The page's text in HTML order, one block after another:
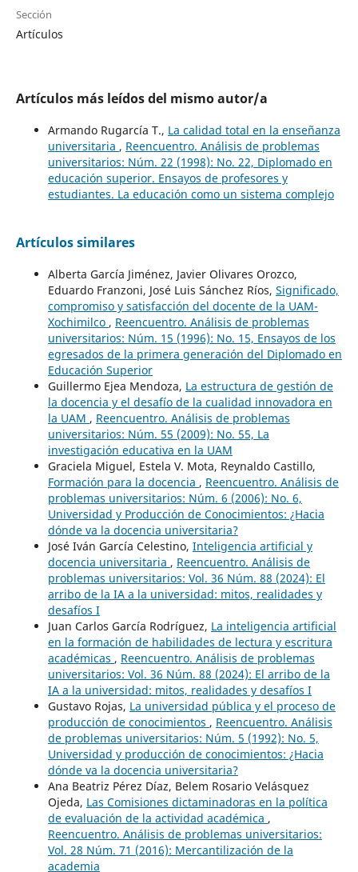
Sección
Artículos
Artículos más leídos del mismo autor/a
Armando Rugarcía T., La calidad total en la enseñanza
universitaria , Reencuentro. Análisis de problemas
universitarios: Núm. 22 (1998): No. 22, Diplomado en
educación superior. Ensayos de profesores y
estudiantes. La educación como un sistema complejo
Artículos similares
Alberta García Jiménez, Javier Olivares Orozco,
Eduardo Franzoni, José Luis Sánchez Ríos, Significado,
compromiso y satisfacción del docente de la UAM-
Xochimilco , Reencuentro. Análisis de problemas
universitarios: Núm. 15 (1996): No. 15, Ensayos de los
egresados de la primera generación del Diplomado en
Educación Superior
Guillermo Ejea Mendoza, La estructura de gestión de
la docencia y el desafío de la cualidad innovadora en
la UAM , Reencuentro. Análisis de problemas
universitarios: Núm. 55 (2009): No. 55, La
investigación educativa en la UAM
Graciela Miguel, Estela V. Mota, Reynaldo Castillo,
Formación para la docencia , Reencuentro. Análisis de
problemas universitarios: Núm. 6 (2006): No. 6,
Universidad y Producción de Conocimientos: ¿Hacia
dónde va la docencia universitaria?
José Iván García Celestino, Inteligencia artificial y
docencia universitaria , Reencuentro. Análisis de
problemas universitarios: Vol. 36 Núm. 88 (2024): El
arribo de la IA a la universidad: mitos, realidades y
desafíos I
Juan Carlos García Rodríguez, La inteligencia artificial
en la formación de habilidades de lectura y escritura
académicas , Reencuentro. Análisis de problemas
universitarios: Vol. 36 Núm. 88 (2024): El arribo de la
IA a la universidad: mitos, realidades y desafíos I
Gustavo Rojas, La universidad pública y el proceso de
producción de conocimientos , Reencuentro. Análisis
de problemas universitarios: Núm. 5 (1992): No. 5,
Universidad y producción de conocimientos: ¿Hacia
dónde va la docencia universitaria?
Ana Beatriz Pérez Díaz, Belem Rosario Velásquez
Ojeda, Las Comisiones dictaminadoras en la política
de evaluación de la actividad académica ,
Reencuentro. Análisis de problemas universitarios:
Vol. 28 Núm. 71 (2016): Mercantilización de la
academia